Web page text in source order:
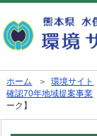
ホーム ＞環境サイト
確認70年地域提案事業
ーク】